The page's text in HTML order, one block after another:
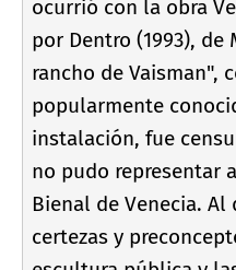
ocurrió con la obra
por Dentro (1993), de
rancho de Vaisman",
popularmente
instalación, fue
no pudo representar
Bienal de Venecia.
certezas y